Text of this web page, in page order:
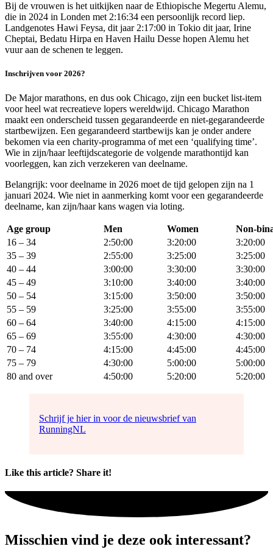
Bij de vrouwen is het uitkijken naar de Ethiopische Megertu Alemu,
die in 2024 in Londen met 2:16:34 een persoonlijk record liep.
Landgenotes Hawi Feysa, dit jaar 2:17:00 in Tokio dit jaar, Irine
Cheptai, Bedatu Hirpa en Haven Hailu Desse hopen Alemu het
vuur aan de schenen te leggen.
Inschrijven voor 2026?
De Major marathons, en dus ook Chicago, zijn een bucket list-item
voor heel wat recreatieve lopers wereldwijd. Chicago Marathon
maakt een onderscheid tussen gegarandeerde en niet-gegarandeerde
startbewijzen. Een gegarandeerd startbewijs kan je onder andere
bekomen via een charity-programma of met een ‘qualifying time’.
Wie in zijn/haar leeftijdscategorie de volgende marathontijd kan
voorleggen, kan zich verzekeren van deelname.
Belangrijk: voor deelname in 2026 moet de tijd gelopen zijn na 1
januari 2024. Wie niet in aanmerking komt voor een gegarandeerde
deelname, kan zijn/haar kans wagen via loting.
Age group Men Women
Non-
16 – 34
2:50:00 3:20:00
3:20:00
35 – 39
2:55:00 3:25:00
3:25:00
40 – 44
3:00:00 3:30:00
3:30:00
45 – 49
3:10:00 3:40:00
3:40:00
50 – 54
3:15:00 3:50:00
3:50:00
55 – 59
3:25:00 3:55:00
3:55:00
60 – 64
3:40:00 4:15:00
4:15:00
65 – 69
3:55:00 4:30:00
4:30:00
70 – 74
4:15:00 4:45:00
4:45:00
75 – 79
4:30:00 5:00:00
5:00:00
80 and over
4:50:00 5:20:00 5:20:00
Schrijf je hier in voor de nieuwsbrief van
RunningNL
Like this article? Share it!
Misschien vind je deze ook interessant?